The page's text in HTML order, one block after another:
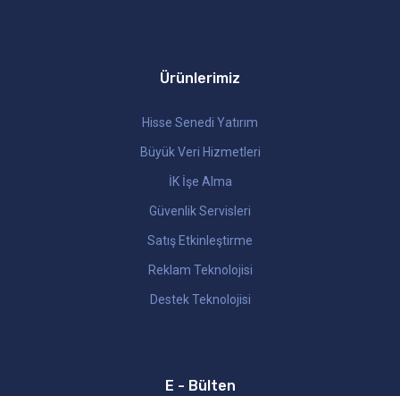
Ürünlerimiz
Hisse Senedi Yatırım
Büyük Veri Hizmetleri
İK İşe Alma
Güvenlik Servisleri
Satış Etkinleştirme
Reklam Teknolojisi
Destek Teknolojisi
E - Bülten